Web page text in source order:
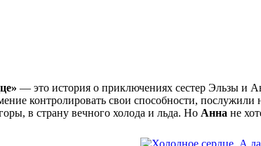
— это история о приключениях сестер Эльзы и
контролировать свои способности,
в страну вечного холода и льда. Но Анна не